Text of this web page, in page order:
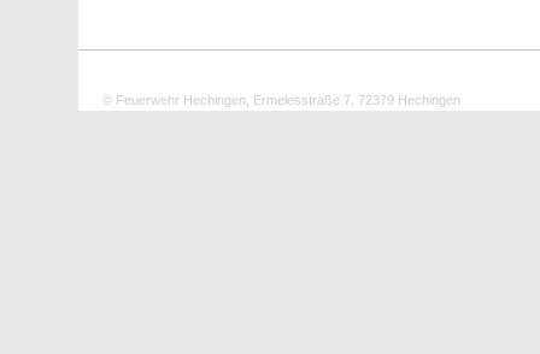
© Feuerwehr Hechingen, Ermelesstraße 7, 72379 Hechingen